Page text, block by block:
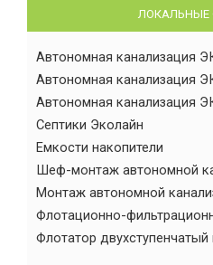
ЛОКАЛЬНЫЕ
Автономная канализация
Автономная канализация
Автономная канализация
Септики Эколайн
Емкости накопители
Шеф-монтаж автономной
Монтаж автономной
Флотационно-
Флотатор